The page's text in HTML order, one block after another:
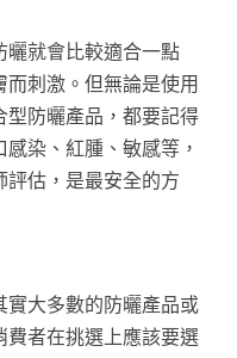
曬就會比較適合一點
刺激。但無論是使用
型防曬產品，都要記得
染、紅腫、敏感等，
評估，是最安全的方
實大多數的防曬產品或
費者在挑選上應該要選